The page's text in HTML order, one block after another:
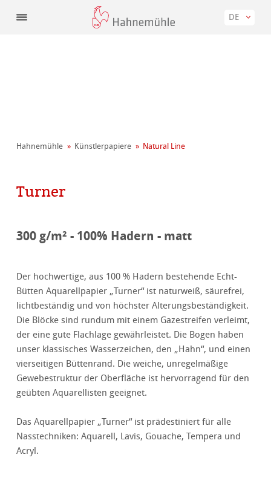
DE
Hahnemühle Künstler­papiere Natural Line
Turner
300 g/m² - 100% Hadern - matt
Der hochwertige, aus 100 % Hadern bestehende Echt-
Bütten Aquarellpapier „Turner“ ist naturweiß, säurefrei,
lichtbeständig und von höchster Alterungsbeständigkeit.
Die Blöcke sind rundum mit einem Gazestreifen verleimt,
der eine gute Flachlage gewährleistet. Die Bogen haben
unser klassisches Wasserzeichen, den „Hahn“, und einen
vierseitigen Büttenrand. Die weiche, unregelmäßige
Gewebestruktur der Oberfläche ist hervorragend für den
geübten Aquarellisten geeignet.
Das Aquarellpapier „Turner“ ist prädestiniert für alle
Nasstechniken: Aquarell, Lavis, Gouache, Tempera und
Acryl.